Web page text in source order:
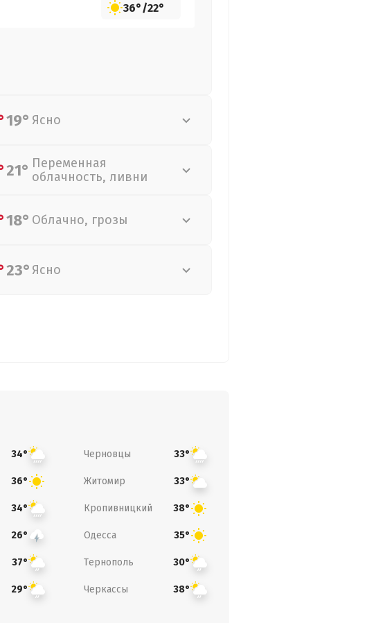
36°/22°
19° Ясно
21° Переменная
облачность, ливни
18° Облачно, грозы
23° Ясно
34° Черновцы 33°
36° Житомир 33°
34° Кропивницкий 38°
26° Одесса 35°
37° Тернополь 30°
29° Черкассы 38°